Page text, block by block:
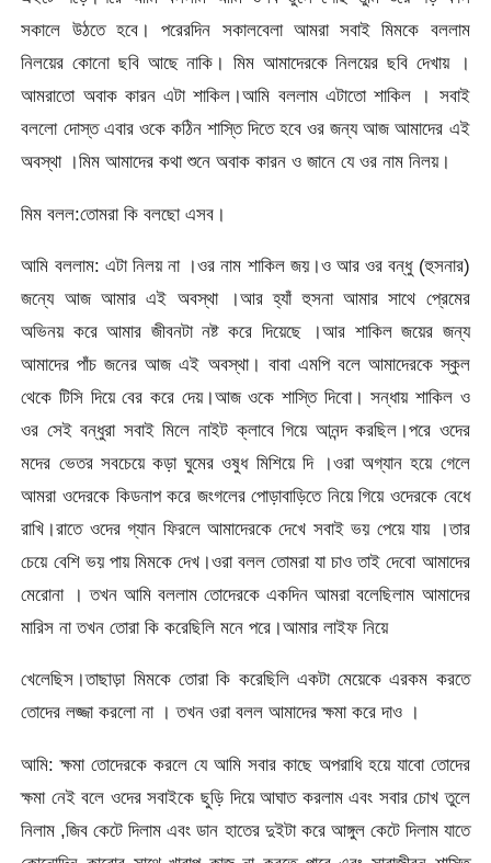
সকালে উঠতে হবে। পরেরদিন সকালবেলা আমরা সবাই মিমকে বললাম
নিলয়ের কোনো ছবি আছে নাকি। মিম আমাদেরকে নিলয়ের ছবি দেখায় ।
আমরাতো অবাক কারন এটা শাকিল।আমি বললাম এটাতো শাকিল । সবাই
বললো দোস্ত এবার ওকে কঠিন শাস্তি দিতে হবে ওর জন্য আজ আমাদের এই
অবস্থা ।মিম আমাদের কথা শুনে অবাক কারন ও জানে যে ওর নাম নিলয়।
মিম বলল:তোমরা কি বলছো এসব।
আমি বললাম: এটা নিলয় না ।ওর নাম শাকিল জয়।ও আর ওর বন্ধু (হুসনার)
জন্যে আজ আমার এই অবস্থা ।আর হ্যাঁ হুসনা আমার সাথে প্রেমের
অভিনয় করে আমার জীবনটা নষ্ট করে দিয়েছে ।আর শাকিল জয়ের জন্য
আমাদের পাঁচ জনের আজ এই অবস্থা। বাবা এমপি বলে আমাদেরকে স্কুল
থেকে টিসি দিয়ে বের করে দেয়।আজ ওকে শাস্তি দিবো। সন্ধায় শাকিল ও
ওর সেই বন্ধুরা সবাই মিলে নাইট ক্লাবে গিয়ে আনন্দ করছিল।পরে ওদের
মদের ভেতর সবচেয়ে কড়া ঘুমের ওষুধ মিশিয়ে দি ।ওরা অগ্যান হয়ে গেলে
আমরা ওদেরকে কিডনাপ করে জংগলের পোড়াবাড়িতে নিয়ে গিয়ে ওদেরকে বেধে
রাখি।রাতে ওদের গ্যান ফিরলে আমাদেরকে দেখে সবাই ভয় পেয়ে যায় ।তার
চেয়ে বেশি ভয় পায় মিমকে দেখ।ওরা বলল তোমরা যা চাও তাই দেবো আমাদের
মেরোনা । তখন আমি বললাম তোদেরকে একদিন আমরা বলেছিলাম আমাদের
মারিস না তখন তোরা কি করেছিলি মনে পরে।আমার লাইফ নিয়ে
খেলেছিস।তাছাড়া মিমকে তোরা কি করেছিলি একটা মেয়েকে এরকম করতে
তোদের লজ্জা করলো না । তখন ওরা বলল আমাদের ক্ষমা করে দাও ।
আমি: ক্ষমা তোদেরকে করলে যে আমি সবার কাছে অপরাধি হয়ে যাবো তোদের
ক্ষমা নেই বলে ওদের সবাইকে ছুড়ি দিয়ে আঘাত করলাম এবং সবার চোখ তুলে
নিলাম ,জিব কেটে দিলাম এবং ডান হাতের দুইটা করে আঙ্গুল কেটে দিলাম যাতে